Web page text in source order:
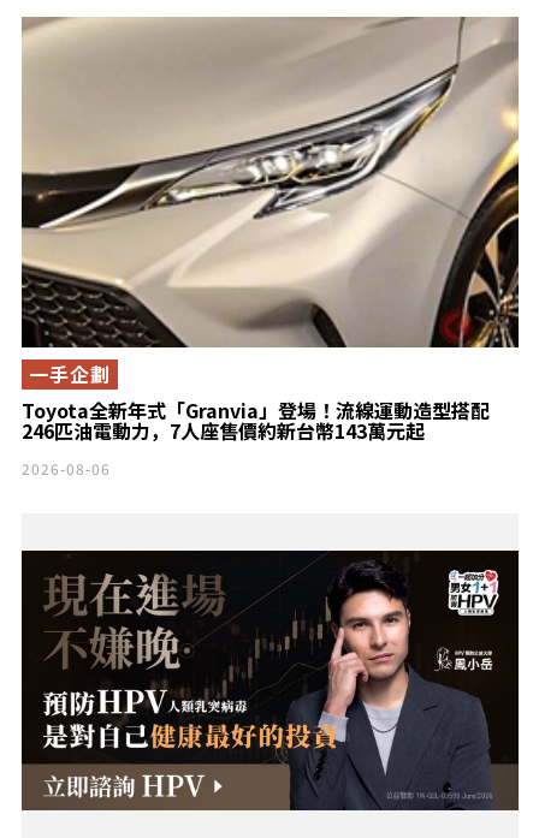
門」＆「專屬
設計」！擁有
「每公升27.6
最高階車型！
Toyota全新年式「Granvia」登場！流線運動造型搭配
246匹油電動力，7人座售價約新台幣143萬元起
一手企劃
2026-08-06